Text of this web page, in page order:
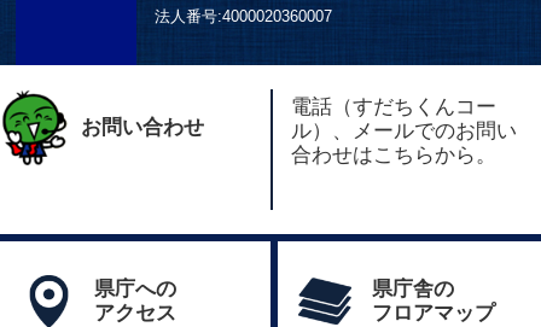
法人番号:4000020360007
お問い合わせ
電話（すだちくんコー
ル）、メールでのお問い
合わせはこちらから。
県庁への
アクセス
県庁舎の
フロアマップ